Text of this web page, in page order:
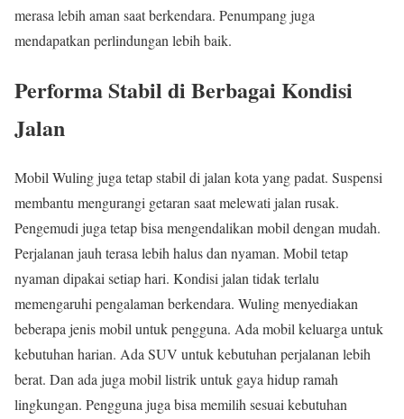
merasa lebih aman saat berkendara. Penumpang juga
mendapatkan perlindungan lebih baik.
Performa Stabil di Berbagai Kondisi
Jalan
Mobil Wuling juga tetap stabil di jalan kota yang padat. Suspensi
membantu mengurangi getaran saat melewati jalan rusak.
Pengemudi juga tetap bisa mengendalikan mobil dengan mudah.
Perjalanan jauh terasa lebih halus dan nyaman. Mobil tetap
nyaman dipakai setiap hari. Kondisi jalan tidak terlalu
memengaruhi pengalaman berkendara. Wuling menyediakan
beberapa jenis mobil untuk pengguna. Ada mobil keluarga untuk
kebutuhan harian. Ada SUV untuk kebutuhan perjalanan lebih
berat. Dan ada juga mobil listrik untuk gaya hidup ramah
lingkungan. Pengguna juga bisa memilih sesuai kebutuhan